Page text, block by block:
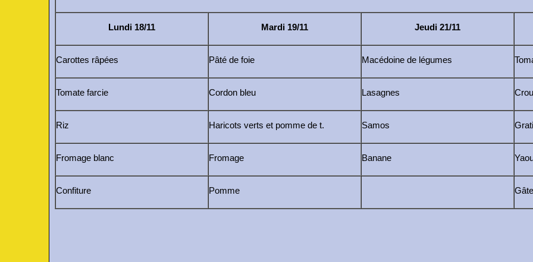
Lundi 18/11 Mardi 19/11 Jeudi 21/11
Carottes râpées Pâté de foie Macédoine de légumes
Tomate farcie Cordon bleu Lasagnes
Riz Haricots verts et pomme de t. Samos
Fromage blanc Fromage Banane
Confiture Pomme